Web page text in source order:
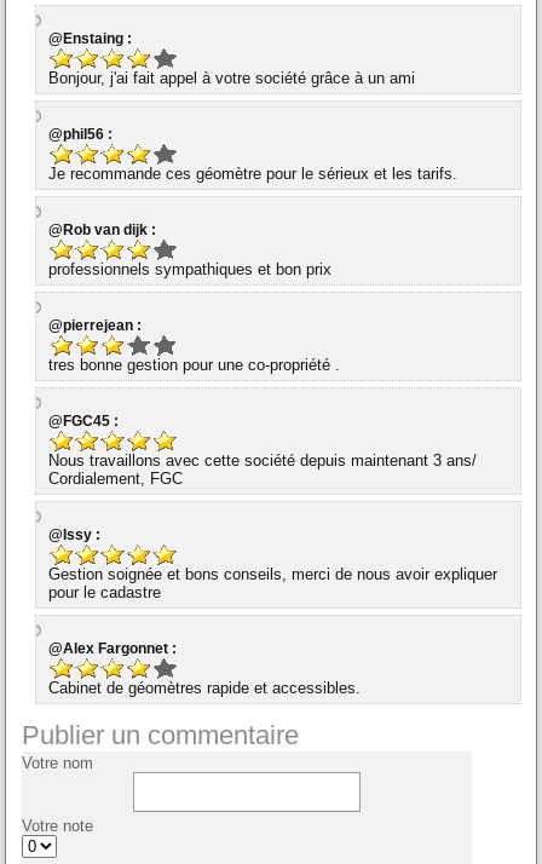
@Enstaing :
Bonjour, j'ai fait appel à votre société grâce à un ami
@phil56 :
Je recommande ces géomètre pour le sérieux et les tarifs.
@Rob van dijk :
professionnels sympathiques et bon prix
@pierrejean :
tres bonne gestion pour une co-propriété .
@FGC45 :
Nous travaillons avec cette société depuis maintenant 3 ans/
Cordialement, FGC
@Issy :
Gestion soignée et bons conseils, merci de nous avoir expliquer
pour le cadastre
@Alex Fargonnet :
Cabinet de géomètres rapide et accessibles.
Publier un commentaire
Votre nom
Votre note